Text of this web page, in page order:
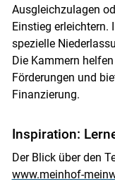
Ausgleichzulagen
Einstieg erleichtern.
spezielle
Die Kammern
Förderungen und
Finanzierung.
Inspiration:
Der Blick über den
www.meinhof-